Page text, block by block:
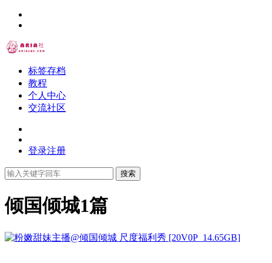
标签存档
教程
个人中心
交流社区
登录注册
搜索
倾国倾城1篇